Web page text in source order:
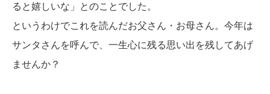
ると嬉しいな」とのことでした。
というわけでこれを読んだお父さん・お母さん。今年は
サンタさんを呼んで、一生心に残る思い出を残してあげ
ませんか？